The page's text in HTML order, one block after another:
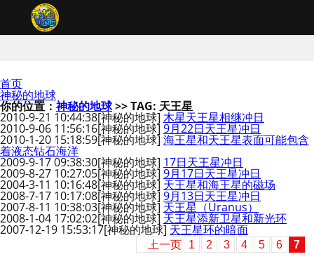
首页
神秘的地球
你的位置：神秘的地球>> TAG: 天王星
2010-9-21 10:44:38[神秘的地球] 木星天王星相继冲日
2010-9-06 11:56:16[神秘的地球] 9月22日天王星冲日
2010-1-20 15:18:59[神秘的地球] 海王星和天王星表面可能包含
着液态钻石海洋
2009-9-17 09:38:30[神秘的地球] 17日天王星冲日
2009-8-27 10:27:05[神秘的地球] 9月17日天王星冲日
2004-3-11 10:16:48[神秘的地球] 天王星和海王星的磁场
2008-7-17 10:17:08[神秘的地球] 9月13日天王星冲日
2007-8-11 10:38:03[神秘的地球] 天王星（Uranus）
2008-1-04 17:02:02[神秘的地球] 天王星添新卫星和新光环
2007-12-19 15:53:17[神秘的地球] 天王星环的暗面
上一页 1 2 3 4 5 6 7